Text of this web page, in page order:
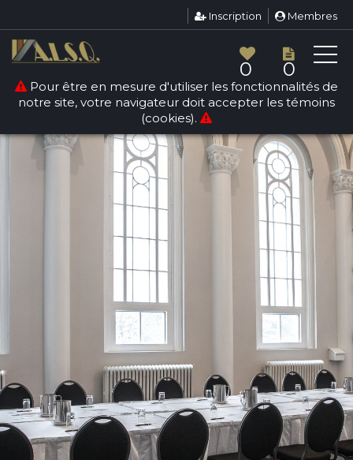
Inscription Membres
0 0
Pour être en mesure d'utiliser les fonctionnalités de
notre site, votre navigateur doit accepter les témoins
(cookies).